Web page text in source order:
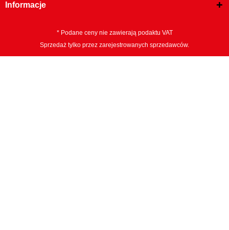
Informacje
* Podane ceny nie zawierają podaktu VAT
Sprzedaż tylko przez zarejestrowanych sprzedawców.